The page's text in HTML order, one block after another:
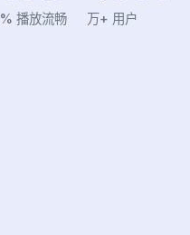
% 播放流畅 万+ 用户